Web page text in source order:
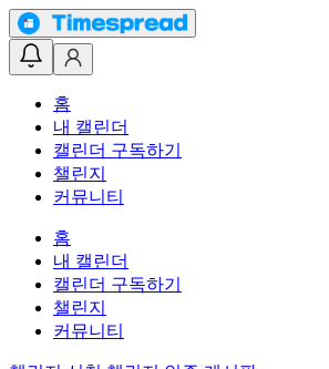
홈
내 캘린더
캘린더 구독하기
챌린지
커뮤니티
홈
내 캘린더
캘린더 구독하기
챌린지
커뮤니티